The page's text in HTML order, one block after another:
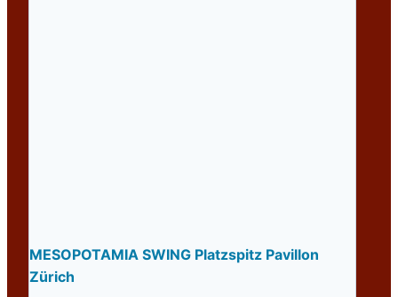
MESOPOTAMIA SWING Platzspitz Pavillon
Zürich